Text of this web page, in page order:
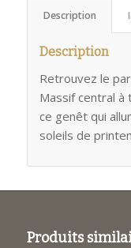
Description
Description
Retrouvez le
Massif central
ce genêt qui
soleils de
Produits